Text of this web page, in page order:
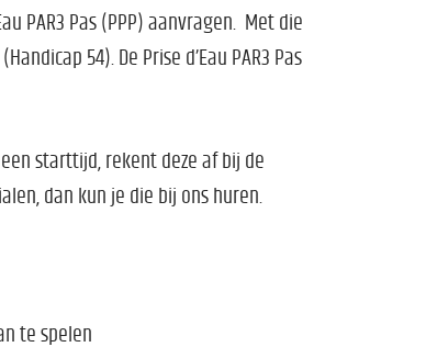
PAR3 Pas (PPP) aanvragen. Met die
54). De Prise d’Eau PAR3 Pas
starttijd, rekent deze af bij de
dan kun je die bij ons huren.
te spelen